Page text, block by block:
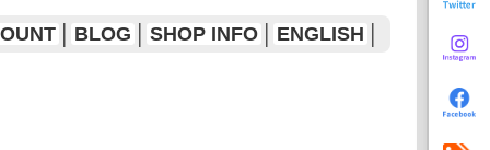
BLOG SHOP INFO ENGLISH